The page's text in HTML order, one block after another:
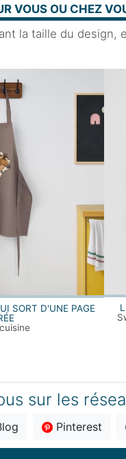
VOUS OU CHEZ
la taille du
SORT D'UNE PAGE
sur les
Pinterest